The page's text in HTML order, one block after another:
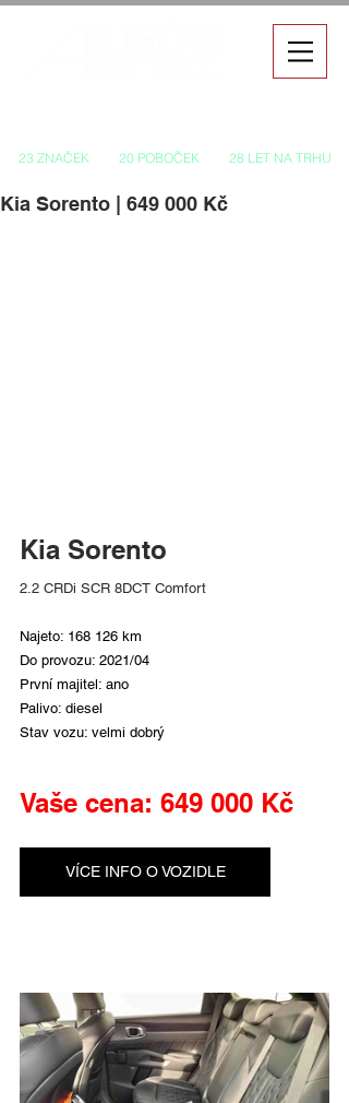
23 ZNAČEK 20 POBOČEK 28 LET NA TRHU
Kia Sorento | 649 000 Kč
Kia Sorento
2.2 CRDi SCR 8DCT Comfort
Najeto: 168 126 km
Do provozu: 2021/04
První majitel: ano
Palivo: diesel
Stav vozu: velmi dobrý
Vaše cena: 649 000 Kč
VÍCE INFO O VOZIDLE